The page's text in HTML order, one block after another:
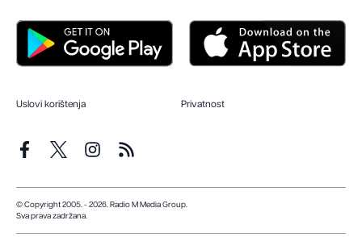
Uslovi korištenja Privatnost
© Copyright 2005. - 2026. Radio M Media Group.
Sva prava zadržana.